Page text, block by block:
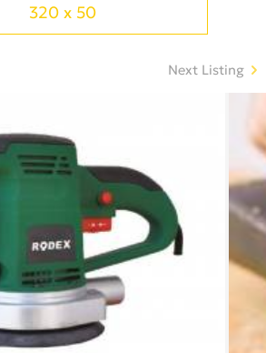
320 x 50
Next Listing